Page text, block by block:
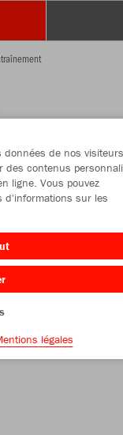
données de nos
des contenus
ligne. Vous pouvez
d'informations sur les
légales